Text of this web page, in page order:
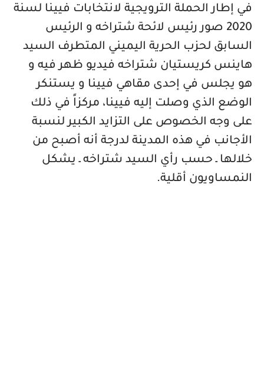
في إطار الحملة الترويجية لانتخابات فيينا لسنة
2020 صور رئيس لائحة شتراخه و الرئيس
السابق لحزب الحرية اليميني المتطرف السيد
هاينس كريستيان شتراخه فيديو ظهر فيه و
هو يجلس في إحدى مقاهي فيينا و يستنكر
الوضع الذي وصلت إليه فيينا، مركزاً في ذلك
على وجه الخصوص على التزايد الكبير لنسبة
الأجانب في هذه المدينة لدرجة أنه أصبح من
خلالها ـ حسب رأي السيد شتراخه ـ يشكل
النمساويون أقلية.